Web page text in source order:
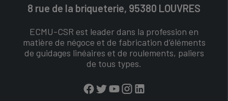
8 rue de la briqueterie, 95380 LOUVRES
ECMU-CSR est leader dans la profession en
matière de négoce et de fabrication d’éléments
de guidages linéaires et de roulements, paliers
de tous types.